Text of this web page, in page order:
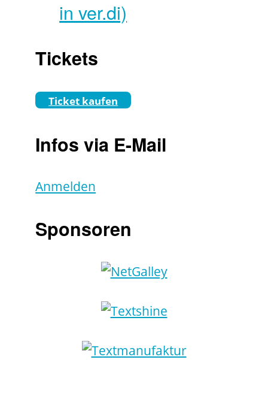
in ver.di)
Tickets
Ticket kaufen
Infos via E-Mail
Anmelden
Sponsoren